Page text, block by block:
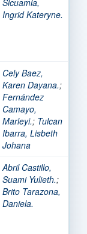
Ingrid Kateryne.
Cely Baez,
Karen Dayana.;
Fernández
Camayo,
Marleyi.; Tulcan
Ibarra, Lisbeth
Johana
Abril Castillo,
Suami Yulieth.;
Brito Tarazona,
Daniela.